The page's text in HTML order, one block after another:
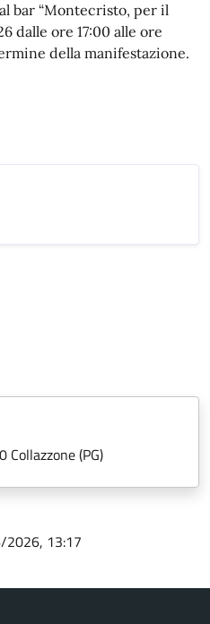
bar “Montecristo, per il
dalle ore 17:00 alle ore
della manifestazione.
Collazzone (PG)
13:17